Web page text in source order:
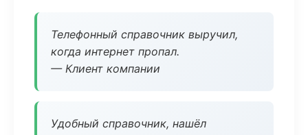
Телефонный справочник выручил,
когда интернет пропал.
— Клиент компании
Удобный справочник, нашёл